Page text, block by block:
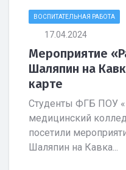
ВОСПИТАТЕЛЬНАЯ РАБОТА
17.04.2024
Мероприятие
Шаляпин на
карте
Студенты ФГБ ПОУ
медицинский
посетили
Шаляпин на Кавка...